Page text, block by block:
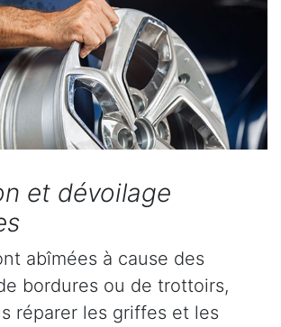
et dévoilage
abîmées à cause des
bordures ou de trottoirs,
réparer les griffes et les